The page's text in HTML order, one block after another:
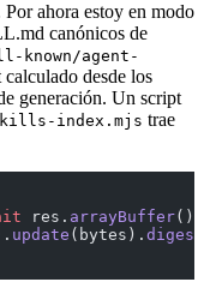
ahora estoy en modo
canónicos de
known/agent-
calculado desde los
generación. Un script
index.mjs trae
res. arrayBuffer
update (bytes). digest